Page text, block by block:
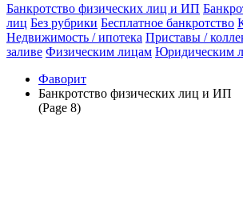
Банкротство физических лиц и ИП
лиц Без рубрики Бесплатное банкротство
Недвижимость / ипотека Приставы /
заливе Физическим лицам Юридическим
Фаворит
Банкротство физических лиц и ИП
(Page 8)